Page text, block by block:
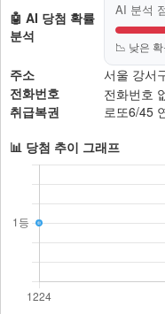
🤖 AI 당첨 확률
분석
AI 분석
📉 낮은
주소
서울 강서
전화번호
전화번호
취급복권
로또6/45
📊 당첨 추이 그래프